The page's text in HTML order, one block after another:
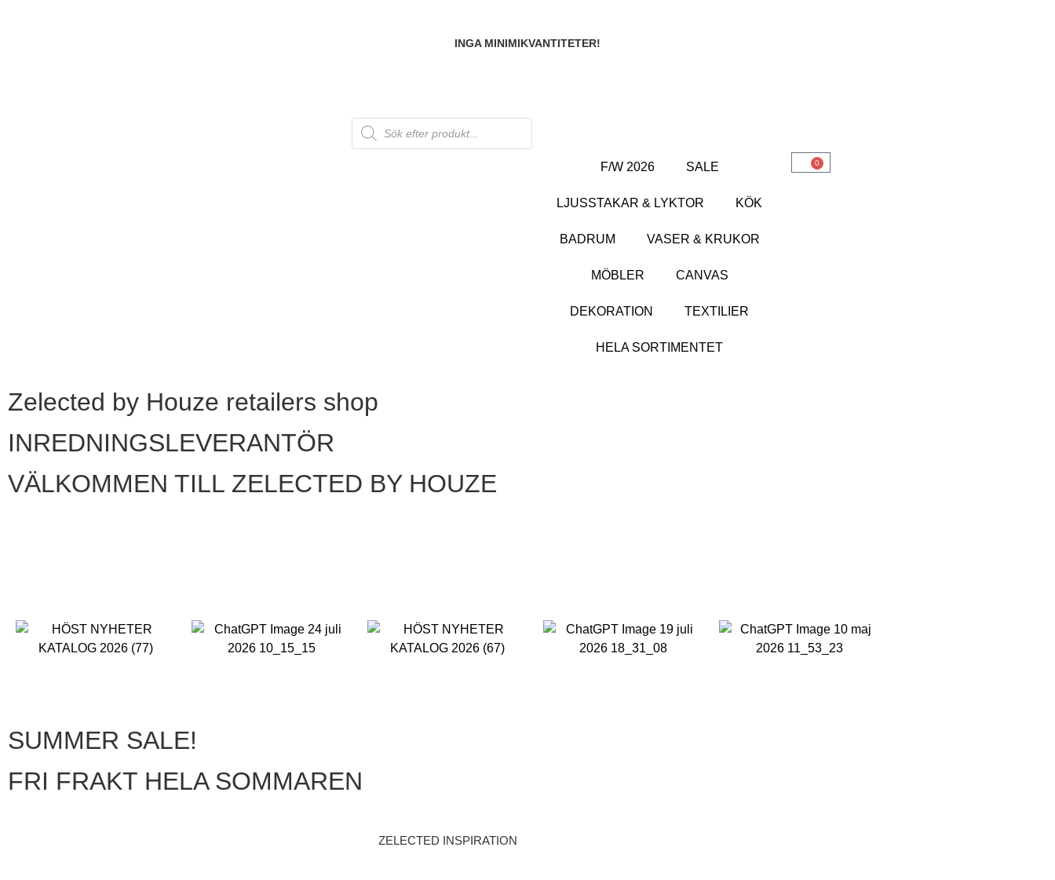
INGA MINIMIKVANTITETER!
F/W 2026 SALE
LJUSSTAKAR & LYKTOR KÖK
BADRUM VASER & KRUKOR
MÖBLER CANVAS
DEKORATION TEXTILIER
HELA SORTIMENTET
0
Zelected by Houze retailers shop
INREDNINGSLEVERANTÖR
VÄLKOMMEN TILL ZELECTED BY HOUZE
SUMMER SALE!
FRI FRAKT HELA SOMMAREN
ZELECTED INSPIRATION